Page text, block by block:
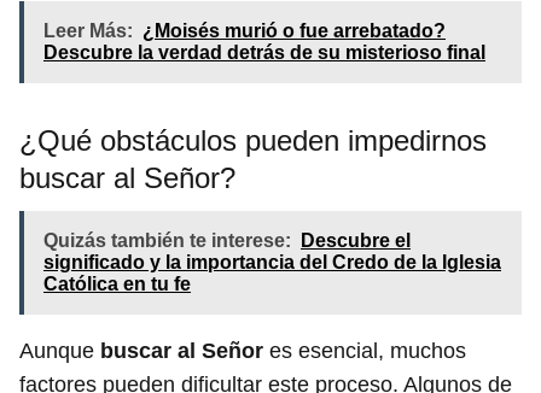
Leer Más: ¿Moisés murió o fue arrebatado?
Descubre la verdad detrás de su misterioso final
¿Qué obstáculos pueden impedirnos
buscar al Señor?
Quizás también te interese:
Descubre el
significado y la importancia del Credo de la Iglesia
Católica en tu fe
Aunque buscar al Señor es esencial, muchos
factores pueden dificultar este proceso. Algunos de